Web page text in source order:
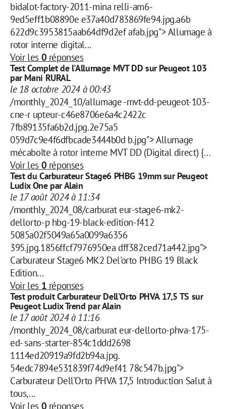
bidalot-factory-2011-mina relli-am6-
9ed5eff1b08890e e37a40d783869fe94.jpg.a6b
622d9c3953815aab64df9d2ef afab.jpg"> Allumage à
rotor interne digital...
Voir les 0 réponses
Test Complet de l'Allumage MVT DD sur Peugeot 103
par Mani RURAL
le 18 octobre 2024 à 00:43
/monthly_2024_10/allumage -mvt-dd-peugeot-103-
cne-r upteur-c46e8706e6a4c2422c
7fb89135fa6b2d.jpg.2e75a5
059d7c9e4f6dfbcade3444b0d b.jpg"> Allumage
mécaboîte à rotor interne MVT DD (Digital direct) {...
Voir les 0 réponses
Test du Carburateur Stage6 PHBG 19mm sur Peugeot
Ludix One par Alain
le 17 août 2024 à 11:34
/monthly_2024_08/carburat eur-stage6-mk2-
dellorto-p hbg-19-black-edition-f412
5085a02f5049a65a0099a6356
395.jpg.1856ffcf7976950ea dff382ced71a442.jpg">
Carburateur Stage6 MK2 Del'orto PHBG 19 Black
Edition...
Voir les 1 réponses
Test produit Carburateur Dell'Orto PHVA 17,5 TS sur
Peugeot Ludix Trend par Alain
le 17 août 2024 à 11:16
/monthly_2024_08/carburat eur-dellorto-phva-175-
ed- sans-starter-854c1ddd2698
1114ed20919a9fd2b94a.jpg.
54edc7894e531839f74d9ef41 78c547b.jpg">
Carburateur Dell'Orto PHVA 17,5 Introduction Salut à
tous,...
Voir les 0 réponses